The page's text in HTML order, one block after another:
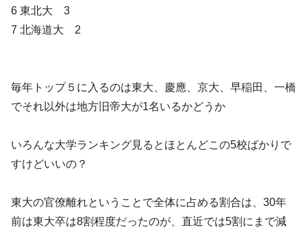
6 東北大 3
7 北海道大 2
毎年トップ５に入るのは東大、慶應、京大、早稲田、一橋
でそれ以外は地方旧帝大が1名いるかどうか
いろんな大学ランキング見るとほとんどこの5校ばかりで
すけどいいの？
東大の官僚離れということで全体に占める割合は、30年
前は東大卒は8割程度だったのが、直近では5割にまで減